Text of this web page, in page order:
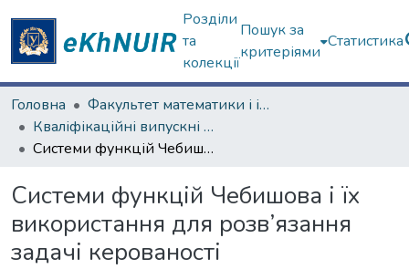
Розділи
та
колекції
Пошук за
критеріями
Статистика
Головна
Факультет математики і інформатики
Кваліфікаційні випускні роботи бакалаврів. Факультет математики і інформатики
Системи функцій Чебишова і їх використання для розв’язання задачі керованості
Системи функцій Чебишова і їх
використання для розв’язання
задачі керованості